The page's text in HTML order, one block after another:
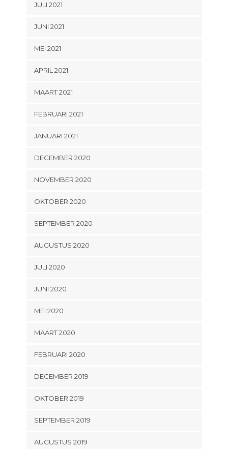
JULI 2021
JUNI 2021
MEI 2021
APRIL 2021
MAART 2021
FEBRUARI 2021
JANUARI 2021
DECEMBER 2020
NOVEMBER 2020
OKTOBER 2020
SEPTEMBER 2020
AUGUSTUS 2020
JULI 2020
JUNI 2020
MEI 2020
MAART 2020
FEBRUARI 2020
DECEMBER 2019
OKTOBER 2019
SEPTEMBER 2019
AUGUSTUS 2019